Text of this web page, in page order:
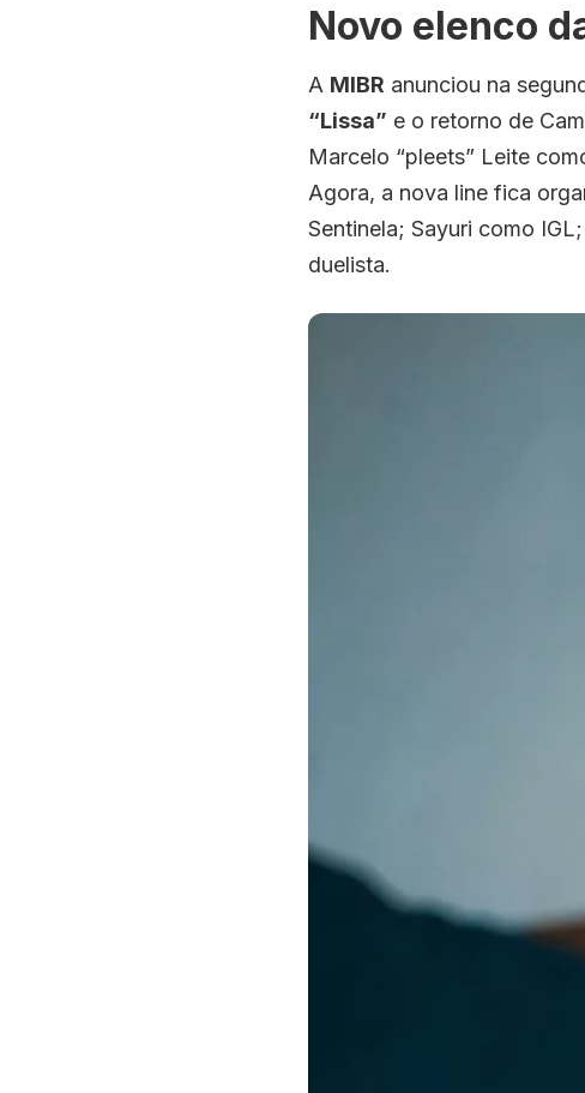
Novo elenco
A MIBR anunciou na
“Lissa” e o retorno de
Marcelo “pleets” Leite
Agora, a nova line fica
Sentinela; Sayuri como
duelista.